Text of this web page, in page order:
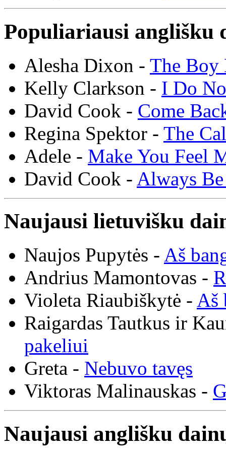
Populiariausi anglišku
Alesha Dixon - The Boy
Kelly Clarkson - I Do
David Cook - Come
Regina Spektor - The
Adele - Make You Feel
David Cook - Always
Naujausi lietuvišku
Naujos Pupytės - Aš
Andrius Mamontovas -
Violeta Riaubiškytė - Aš
Raigardas Tautkus ir
pakeliui
Greta - Nebuvo tavęs
Viktoras Malinauskas -
Naujausi anglišku